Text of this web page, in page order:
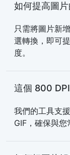
如何提高圖
只需將圖片新
選轉換，即可
度。
這個 800
我們的工具支
GIF，確保與您